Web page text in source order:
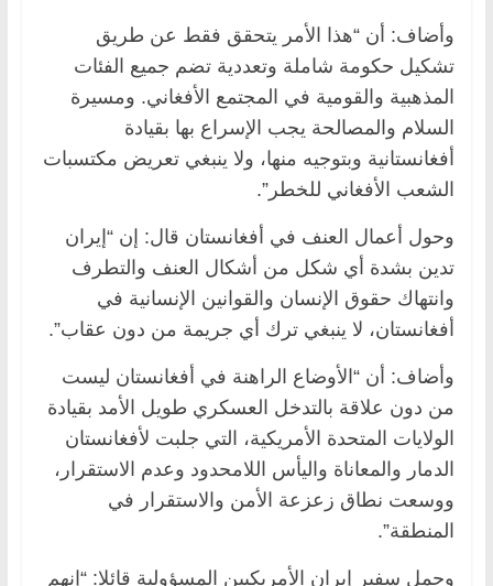
وأضاف: أن “هذا الأمر یتحقق فقط عن طریق
تشكیل حكومة شاملة وتعددیة تضم جمیع الفئات
المذهبیة والقومیة في المجتمع الأفغاني. ومسیرة
السلام والمصالحة یجب الإسراع بها بقیادة
أفغانستانية وبتوجیه منها، ولا ینبغي تعریض مكتسبات
الشعب الأفغاني للخطر”.
وحول أعمال العنف في أفغانستان قال: إن “إیران
تدین بشدة أي شكل من أشكال العنف والتطرف
وانتهاك حقوق الإنسان والقوانین الإنسانیة في
أفغانستان، لا ینبغي ترك أي جریمة من دون عقاب”.
وأضاف: أن “الأوضاع الراهنة في أفغانستان لیست
من دون علاقة بالتدخل العسكري طویل الأمد بقیادة
الولایات المتحدة الأمريكیة، التي جلبت لأفغانستان
الدمار والمعاناة والیأس اللامحدود وعدم الاستقرار،
ووسعت نطاق زعزعة الأمن والاستقرار في
المنطقة”.
وحمل سفیر إیران الأمريكیین المسؤولية قائلا: “إنهم